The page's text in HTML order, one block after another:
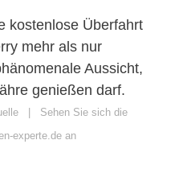
kostenlose Überfahrt
mehr als nur
Aussicht,
genießen darf.
| Sehen Sie sich die
experte.de an